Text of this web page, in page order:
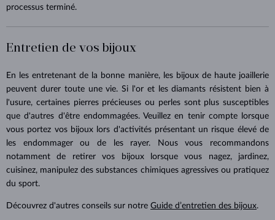
processus terminé.
Entretien de vos bijoux
En les entretenant de la bonne manière, les bijoux de haute joaillerie
peuvent durer toute une vie. Si l'or et les diamants résistent bien à
l'usure, certaines pierres précieuses ou perles sont plus susceptibles
que d'autres d'être endommagées. Veuillez en tenir compte lorsque
vous portez vos bijoux lors d'activités présentant un risque élevé de
les endommager ou de les rayer. Nous vous recommandons
notamment de retirer vos bijoux lorsque vous nagez, jardinez,
cuisinez, manipulez des substances chimiques agressives ou pratiquez
du sport.
Découvrez d'autres conseils sur notre Guide d’entretien des bijoux.